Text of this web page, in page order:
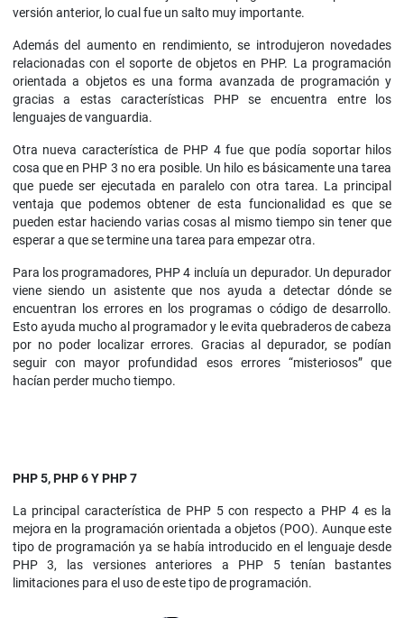
versión anterior, lo cual fue un salto muy importante.
Además del aumento en rendimiento, se introdujeron novedades
relacionadas con el soporte de objetos en PHP. La programación
orientada a objetos es una forma avanzada de programación y
gracias a estas características PHP se encuentra entre los
lenguajes de vanguardia.
Otra nueva característica de PHP 4 fue que podía soportar hilos
cosa que en PHP 3 no era posible. Un hilo es básicamente una tarea
que puede ser ejecutada en paralelo con otra tarea. La principal
ventaja que podemos obtener de esta funcionalidad es que se
pueden estar haciendo varias cosas al mismo tiempo sin tener que
esperar a que se termine una tarea para empezar otra.
Para los programadores, PHP 4 incluía un depurador. Un depurador
viene siendo un asistente que nos ayuda a detectar dónde se
encuentran los errores en los programas o código de desarrollo.
Esto ayuda mucho al programador y le evita quebraderos de cabeza
por no poder localizar errores. Gracias al depurador, se podían
seguir con mayor profundidad esos errores “misteriosos” que
hacían perder mucho tiempo.
PHP 5, PHP 6 Y PHP 7
La principal característica de PHP 5 con respecto a PHP 4 es la
mejora en la programación orientada a objetos (POO). Aunque este
tipo de programación ya se había introducido en el lenguaje desde
PHP 3, las versiones anteriores a PHP 5 tenían bastantes
limitaciones para el uso de este tipo de programación.